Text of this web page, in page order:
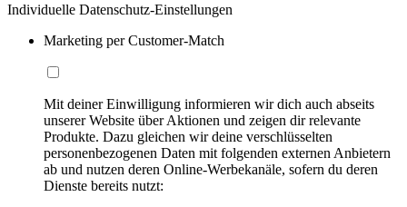
Individuelle Datenschutz-Einstellungen
Marketing per Customer-Match
Mit deiner Einwilligung informieren wir dich auch abseits
unserer Website über Aktionen und zeigen dir relevante
Produkte. Dazu gleichen wir deine verschlüsselten
personenbezogenen Daten mit folgenden externen Anbietern
ab und nutzen deren Online-Werbekanäle, sofern du deren
Dienste bereits nutzt: